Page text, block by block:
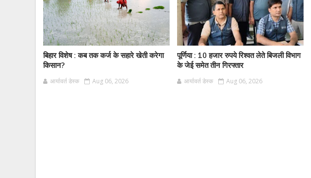
बिहार विशेष : कब तक कर्ज के सहारे खेती करेगा
किसान?
आर्यावर्त डेस्क Aug 06, 2026
पूर्णिया : 10 हजार रुपये रिश्वत लेते बिजली विभाग
के जेई समेत तीन गिरफ्तार
आर्यावर्त डेस्क Aug 06, 2026